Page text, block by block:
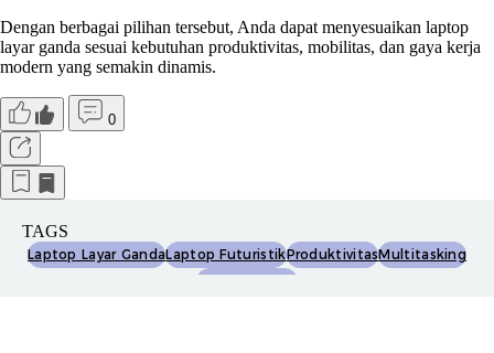
Dengan berbagai pilihan tersebut, Anda dapat menyesuaikan laptop
layar ganda sesuai kebutuhan produktivitas, mobilitas, dan gaya kerja
modern yang semakin dinamis.
0
TAGS
Laptop Layar GandaLaptop FuturistikProduktivitasMultitasking